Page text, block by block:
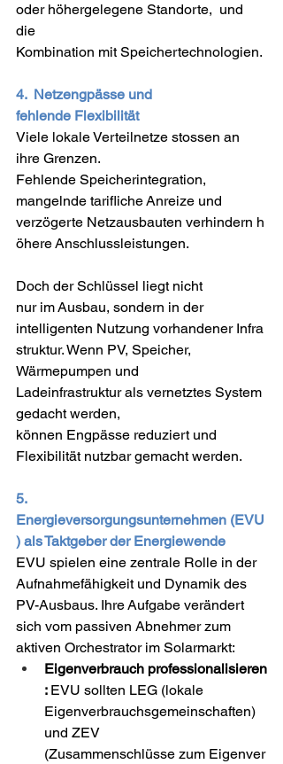
oder höhergelegene Standorte,  und
die
Kombination mit Speichertechnologien.
4.  Netzengpässe und
fehlende Flexibilität
Viele lokale Verteilnetze stossen an
ihre Grenzen.
Fehlende Speicherintegration,
mangelnde tarifliche Anreize und
verzögerte Netzausbauten verhindern h
öhere Anschlussleistungen.
Doch der Schlüssel liegt nicht
nur im Ausbau, sondern in der
intelligenten Nutzung vorhandener Infra
struktur. Wenn PV, Speicher,
Wärmepumpen und
Ladeinfrastruktur als vernetztes System
gedacht werden,
können Engpässe reduziert und
Flexibilität nutzbar gemacht werden.
5.
Energieversorgungsunternehmen (EVU
) als Taktgeber der Energiewende
EVU spielen eine zentrale Rolle in der
Aufnahmefähigkeit und Dynamik des
PV-Ausbaus. Ihre Aufgabe verändert
sich vom passiven Abnehmer zum
aktiven Orchestrator im Solarmarkt:
Eigenverbrauch professionalisieren
: EVU sollten LEG (lokale
Eigenverbrauchsgemeinschaften)
und ZEV
(Zusammenschlüsse zum Eigenver